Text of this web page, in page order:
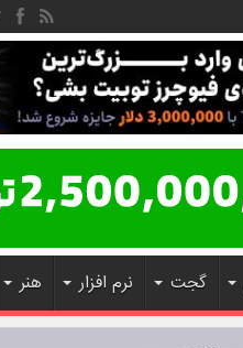
گجت نرم افزار هنر